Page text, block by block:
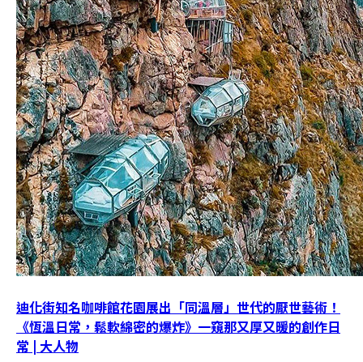
迪化街知名咖啡館花園展出「同溫層」世代的厭世藝術！
《恆溫日常，鬆軟綿密的爆炸》一窺那又厚又暖的創作日
常 | 大人物